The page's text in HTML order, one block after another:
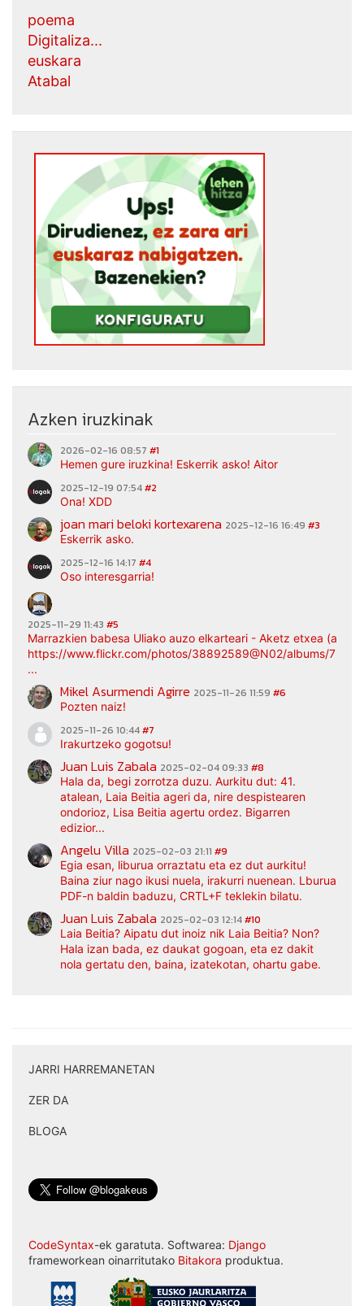
poema
Digitaliza...
euskara
Atabal
Azken iruzkinak
2026-02-16 08:57 #1
Hemen gure iruzkina! Eskerrik asko! Aitor
2025-12-19 07:54#2
Ona! XDD
joan mari beloki kortexarena 2025-12-16 16:49 #3
Eskerrik asko.
2025-12-16 14:17 #4
Oso interesgarria!
2025-11-29 11:43 #5
Marrazkien babesa Uliako auzo elkarteari - Aketz etxea
https://www.flickr.com/photos/38892589@N02/albums/
...
Mikel Asurmendi Agirre 2025-11-26 11:59 #6
Pozten naiz!
2025-11-26 10:44#7
Irakurtzeko gogotsu!
Juan Luis Zabala 2025-02-04 09:33 #8
Hala da, begi zorrotza duzu. Aurkitu dut: 41.
atalean, Laia Beitia ageri da, nire despistearen
ondorioz, Lisa Beitia agertu ordez. Bigarren
edizior...
Angelu Villa 2025-02-03 21:11 #9
Egia esan, liburua orraztatu eta ez dut aurkitu!
Baina ziur nago ikusi nuela, irakurri nuenean. Lburua
PDF-n baldin baduzu, CRTL+F teklekin bilatu.
Juan Luis Zabala 2025-02-03 12:14#10
Laia Beitia? Aipatu dut inoiz nik Laia Beitia? Non?
Hala izan bada, ez daukat gogoan, eta ez dakit
nola gertatu den, baina, izatekotan, ohartu gabe.
JARRI HARREMANETAN
ZER DA
BLOGA
CodeSyntax-ek garatuta. Softwarea: Django
frameworkean oinarritutako Bitakora produktua.